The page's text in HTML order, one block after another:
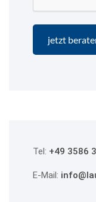
Tel: +49 3586
E-Mail: